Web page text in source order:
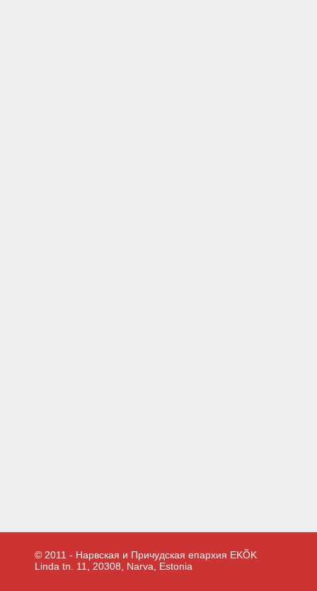
© 2011 - Нарвская и Причудская епархия EKÕK
Linda tn. 11, 20308, Narva, Estonia